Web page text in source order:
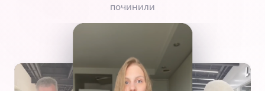
починили